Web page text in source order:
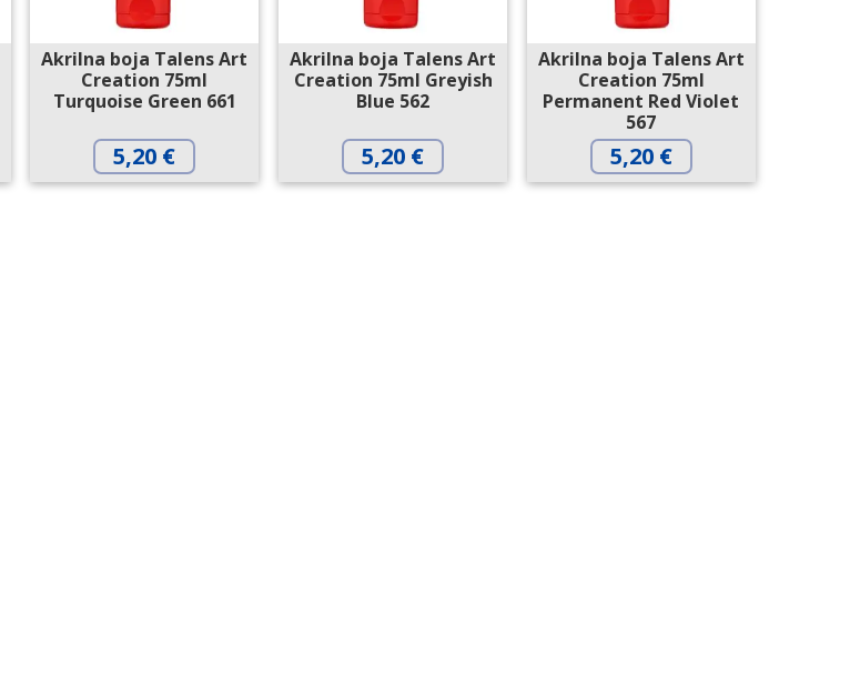
Akrilna boja Talens Art
Creation 75ml
Turquoise Green 661
5,20 €
Akrilna boja Talens Art
Creation 75ml Greyish
Blue 562
5,20 €
Akrilna boja Talens Art
Creation 75ml
Permanent Red Violet
567
5,20 €